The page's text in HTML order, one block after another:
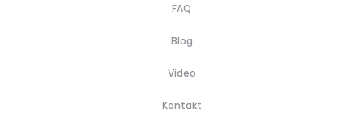
FAQ
Blog
Video
Kontakt